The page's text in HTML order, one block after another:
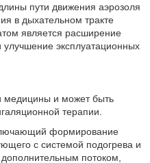
пути движения аэрозоля
в дыхательном тракте
является расширение
эксплуатационных
медицины и может быть
терапии.
формирование
с системой подогрева и
потоком,